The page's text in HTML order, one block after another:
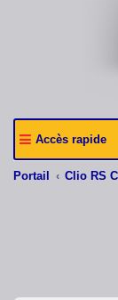
Accès rapide
Portail Clio RS